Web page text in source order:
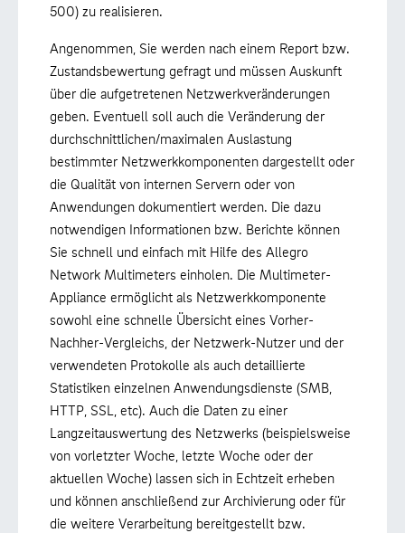
500) zu realisieren.
Angenommen, Sie werden nach einem Report bzw.
Zustandsbewertung gefragt und müssen Auskunft
über die aufgetretenen Netzwerkveränderungen
geben. Eventuell soll auch die Veränderung der
durchschnittlichen/maximalen Auslastung
bestimmter Netzwerkkomponenten dargestellt oder
die Qualität von internen Servern oder von
Anwendungen dokumentiert werden. Die dazu
notwendigen Informationen bzw. Berichte können
Sie schnell und einfach mit Hilfe des Allegro
Network Multimeters einholen. Die Multimeter-
Appliance ermöglicht als Netzwerkkomponente
sowohl eine schnelle Übersicht eines Vorher-
Nachher-Vergleichs, der Netzwerk-Nutzer und der
verwendeten Protokolle als auch detaillierte
Statistiken einzelnen Anwendungsdienste (SMB,
HTTP, SSL, etc). Auch die Daten zu einer
Langzeitauswertung des Netzwerks (beispielsweise
von vorletzter Woche, letzte Woche oder der
aktuellen Woche) lassen sich in Echtzeit erheben
und können anschließend zur Archivierung oder für
die weitere Verarbeitung bereitgestellt bzw.